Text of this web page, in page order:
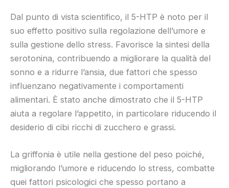
Dal punto di vista scientifico, il 5-HTP è noto per il
suo effetto positivo sulla regolazione dell’umore e
sulla gestione dello stress. Favorisce la sintesi della
serotonina, contribuendo a migliorare la qualità del
sonno e a ridurre l’ansia, due fattori che spesso
influenzano negativamente i comportamenti
alimentari. È stato anche dimostrato che il 5-HTP
aiuta a regolare l’appetito, in particolare riducendo il
desiderio di cibi ricchi di zucchero e grassi.
La griffonia è utile nella gestione del peso poiché,
migliorando l’umore e riducendo lo stress, combatte
quei fattori psicologici che spesso portano a